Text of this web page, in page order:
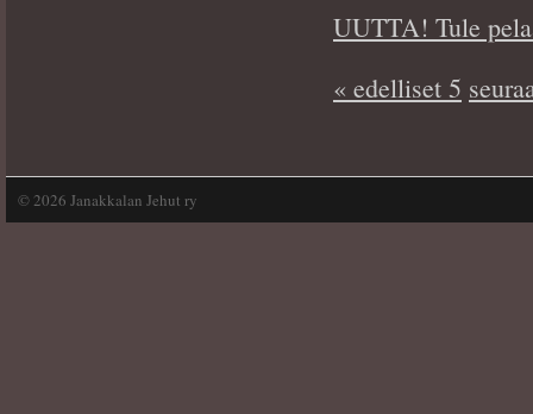
UUTTA! Tule
« edelliset 5
© 2026 Janakkalan Jehut ry